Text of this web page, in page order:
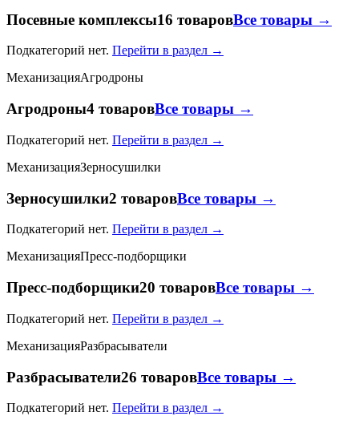
Посевные комплексы16 товаровВсе товары →
Подкатегорий нет. Перейти в раздел →
МеханизацияАгродроны
Агродроны4 товаровВсе товары →
Подкатегорий нет. Перейти в раздел →
МеханизацияЗерносушилки
Зерносушилки2 товаровВсе товары →
Подкатегорий нет. Перейти в раздел →
МеханизацияПресс-подборщики
Пресс-подборщики20 товаровВсе товары →
Подкатегорий нет. Перейти в раздел →
МеханизацияРазбрасыватели
Разбрасыватели26 товаровВсе товары →
Подкатегорий нет. Перейти в раздел →